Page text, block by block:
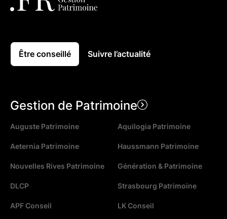
Être conseillé Suivre l’actualité
Gestion de Patrimoine
Auguste Patrimoine Aquilogia Patrimoine
Aeternia Patrimoine Haussmann Patrimoine
Nouvelles Rives Patrimoine Génération & Patrimoine
DLCP Strasbourg Patrimoine
APF Conseil LK Conseil